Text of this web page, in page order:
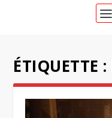
ÉTIQUETTE :